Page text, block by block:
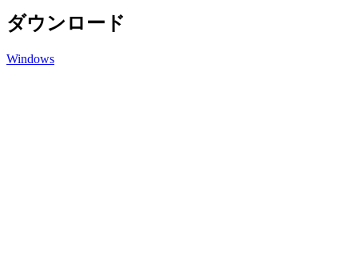
ダウンロード
Windows